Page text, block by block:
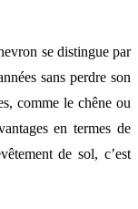
se distingue par
sans perdre son
comme le chêne ou
en termes de
de sol, c’est